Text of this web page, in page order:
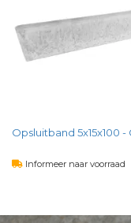
Opsluitband 5x15x100 -
Informeer naar voorraad